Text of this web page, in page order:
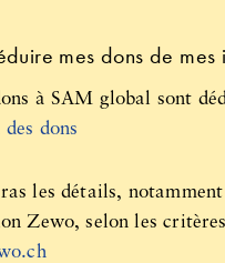
mes dons de mes
à SAM global sont
dons
les détails,
Zewo, selon les